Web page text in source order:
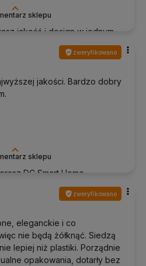
sklepu
jakość i design w jednym
sklepu
DC Smart Home.
przestrzeń do życia.
zweryfikowano
jakości. Bardzo dobry
zweryfikowano
eleganckie i co
nie będą żółknąć. Siedzą
lepiej niż plastiki. Porządnie
opakowania, dotarły bez